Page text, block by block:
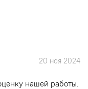
20 ноя 2024
нашей работы.